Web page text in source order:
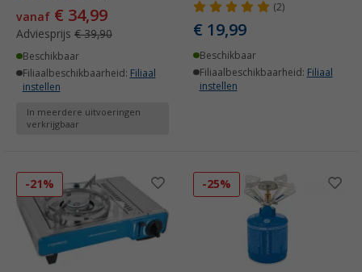
vanaf € 34,99
Adviesprijs € 39,90
Beschikbaar
Filiaalbeschikbaarheid: Filiaal
instellen
In meerdere uitvoeringen
verkrijgbaar
(2)
€ 19,99
Beschikbaar
Filiaalbeschikbaarheid: Filiaal
instellen
-21% -25%